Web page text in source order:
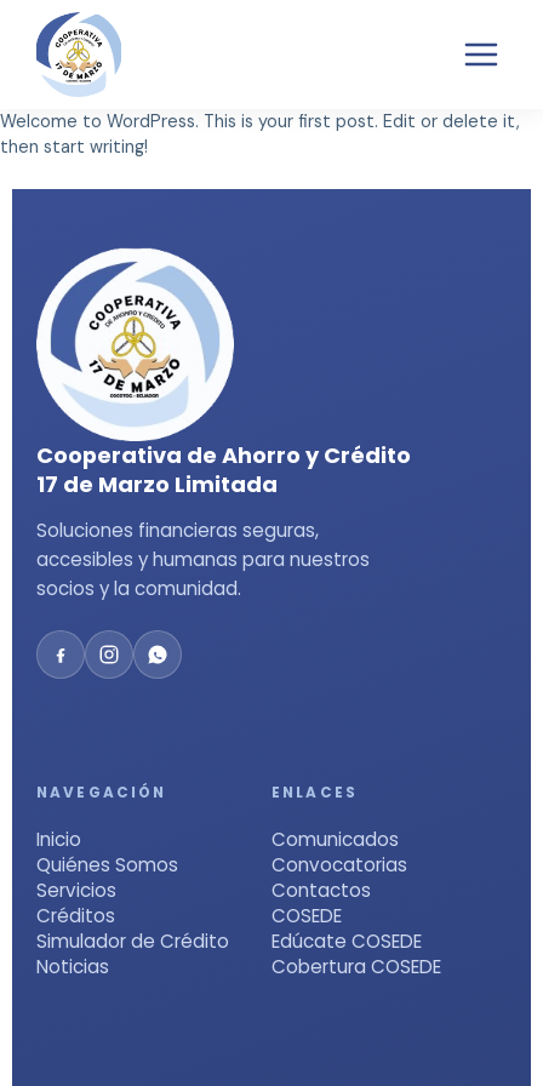
TRANSPARENCIA
POLÍTICAS SARAS
QUEJAS Y RECLAMOS SARAS
Welcome to WordPress. This is your first post. Edit or delete it,
then start writing!
Cooperativa de Ahorro y Crédito
17 de Marzo Limitada
Soluciones financieras seguras,
accesibles y humanas para nuestros
socios y la comunidad.
NAVEGACIÓN
Inicio
Quiénes Somos
Servicios
Créditos
Simulador de Crédito
Noticias
ENLACES
Comunicados
Convocatorias
Contactos
COSEDE
Edúcate COSEDE
Cobertura COSEDE